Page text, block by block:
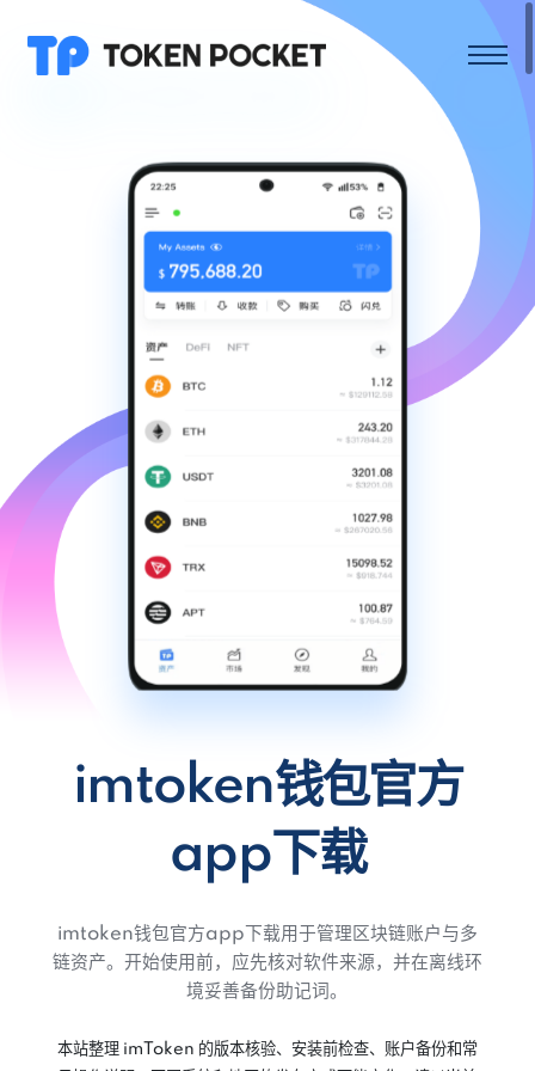
imtoken钱包官方
app下载
imtoken钱包官方app下载用于管理区块链账户与多
链资产。开始使用前，应先核对软件来源，并在离线环
境妥善备份助记词。
本站整理 imToken 的版本核验、安装前检查、账户备份和常